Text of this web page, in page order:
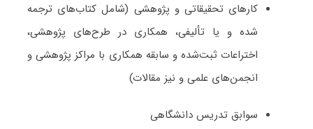
کارهای تحقیقاتی و پژوهشی (شامل کتاب‌های ترجمه­‌
شده و یا تألیفی، همکاری در طرح‌های پژوهشی،
اختراعات ثبت‌­شده و سابقه همکاری با مراکز پژوهشی و
انجمن‌های علمی و نیز مقالات)
سوابق تدریس دانشگاهی